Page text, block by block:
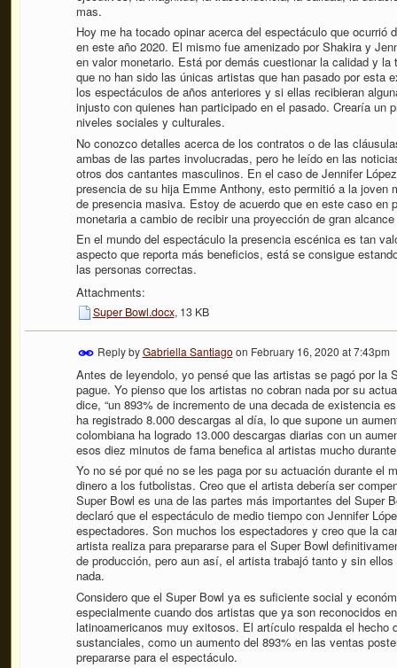
mas.
Hoy me ha tocado opinar acerca del espectáculo que ocurrió
en este año 2020. El mismo fue amenizado por Shakira y
en valor monetario. Está por demás cuestionar la calidad y
que no han sido las únicas artistas que han pasado por esta
los espectáculos de años anteriores y si ellas recibieran
injusto con quienes han participado en el pasado. Crearía un
niveles sociales y culturales.
No conozco detalles acerca de los contratos o de las
ambas de las partes involucradas, pero he leído en las
otros dos cantantes masculinos. En el caso de Jennifer
presencia de su hija Emme Anthony, esto permitió a la
de presencia masiva. Estoy de acuerdo que en este caso en
monetaria a cambio de recibir una proyección de gran
En el mundo del espectáculo la presencia escénica es tan
aspecto que reporta más beneficios, está se consigue
las personas correctas.
Attachments:
Super Bowl.docx, 13 KB
Reply byGabriella Santiago on February 16, 2020 at 7:43pm
Antes de leyendolo, yo pensé que las artistas se pagó por la
pague. Yo pienso que los artistas no cobran nada por su
dice, “un 893% de incremento de una decada de existencia
ha registrado 8.000 descargas al día, lo que supone un
colombiana ha logrado 13.000 descargas diarias con un
esos diez minutos de fama benefica al artistas mucho
Yo no sé por qué no se les paga por su actuación durante el
dinero a los futbolistas. Creo que el artista debería ser
Super Bowl es una de las partes más importantes del Super
declaró que el espectáculo de medio tiempo con Jennifer
espectadores. Son muchos los espectadores y creo que la
artista realiza para prepararse para el Super Bowl
de producción, pero aun así, el artista trabajó tanto y sin
nada.
Considero que el Super Bowl ya es suficiente social y
especialmente cuando dos artistas que ya son reconocidos
latinoamericanos muy exitosos. El artículo respalda el hecho
sustanciales, como un aumento del 893% en las ventas
prepararse para el espectáculo.